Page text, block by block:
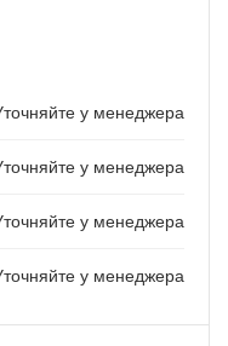
у менеджера
у менеджера
у менеджера
у менеджера